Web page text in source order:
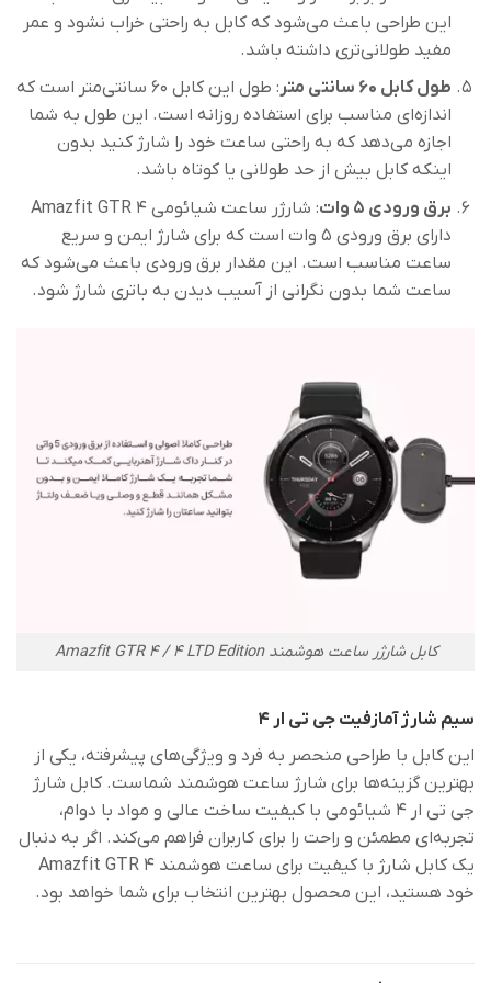
این طراحی باعث می‌شود که کابل به راحتی خراب نشود و عمر
مفید طولانی‌تری داشته باشد.
طول کابل 60 سانتی متر
: طول این کابل 60 سانتی‌متر است که
اندازه‌ای مناسب برای استفاده روزانه است. این طول به شما
اجازه می‌دهد که به راحتی ساعت خود را شارژ کنید بدون
اینکه کابل بیش از حد طولانی یا کوتاه باشد.
برق ورودی 5 وات
: شارژر ساعت شیائومی Amazfit GTR 4
دارای برق ورودی 5 وات است که برای شارژ ایمن و سریع
ساعت مناسب است. این مقدار برق ورودی باعث می‌شود که
ساعت شما بدون نگرانی از آسیب دیدن به باتری شارژ شود.
کابل شارژر ساعت هوشمند Amazfit GTR 4 / 4 LTD Edition
سیم شارژ آمازفیت جی تی ار 4
این کابل با طراحی منحصر به فرد و ویژگی‌های پیشرفته، یکی از
بهترین گزینه‌ها برای شارژ ساعت هوشمند شماست. کابل شارژ
جی تی ار 4 شیائومی با کیفیت ساخت عالی و مواد با دوام،
تجربه‌ای مطمئن و راحت را برای کاربران فراهم می‌کند. اگر به دنبال
یک کابل شارژ با کیفیت برای ساعت هوشمند Amazfit GTR 4
خود هستید، این محصول بهترین انتخاب برای شما خواهد بود.